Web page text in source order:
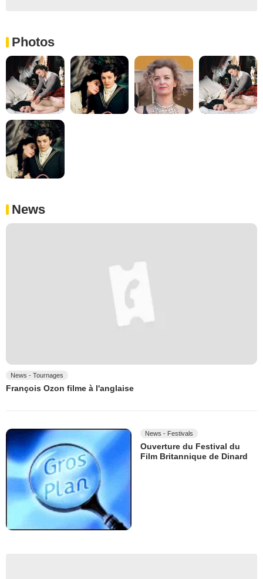
Photos
News
News - Tournages
François Ozon filme à l'anglaise
News - Festivals
Ouverture du Festival du
Film Britannique de Dinard